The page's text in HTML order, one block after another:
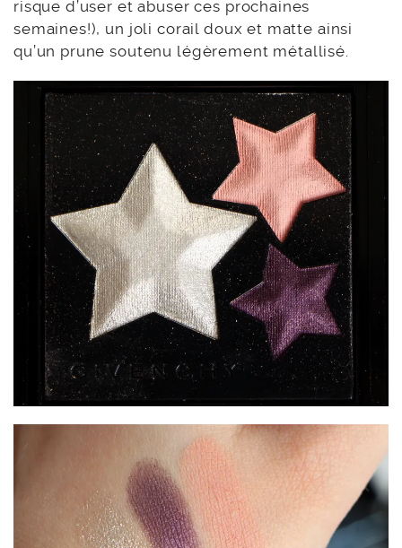
risque d’user et abuser ces prochaines
semaines!), un joli corail doux et matte ainsi
qu’un prune soutenu légèrement métallisé.